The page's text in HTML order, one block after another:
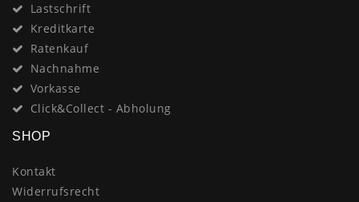
Lastschrift
Kreditkarte
Ratenkauf
Nachnahme
Vorkasse
Click&Collect - Abholung
SHOP
Kontakt
Widerrufsrecht